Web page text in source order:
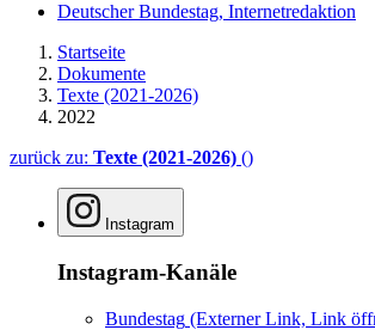
Deutscher Bundestag, Internetredaktion
Startseite
Dokumente
Texte (2021-2026)
2022
zurück zu: Texte (2021-2026) ()
Instagram
Instagram-Kanäle
Bundestag (Externer Link, Link